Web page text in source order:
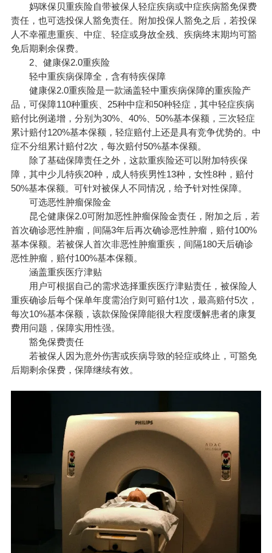
妈咪保贝重疾险自带被保人轻症疾病或中症疾病豁免保费
责任，也可选投保人豁免责任。附加投保人豁免之后，若投保
人不幸罹患重疾、中症、轻症或身故全残、疾病终末期均可豁
免后期剩余保费。
2、健康保2.0重疾险
轻中重疾病保障全，含有特疾保障
健康保2.0重疾险是一款涵盖轻中重疾病保障的重疾险产
品，可保障110种重疾、25种中症和50种轻症，其中轻症疾病
赔付比例递增，分别为30%、40%、50%基本保额，三次轻症
累计赔付120%基本保额，轻症赔付上还是具有竞争优势的。中
症不分组累计赔付2次，每次赔付50%基本保额。
除了基础保障责任之外，这款重疾险还可以附加特疾保
障，其中少儿特疾20种，成人特疾男性13种，女性8种，赔付
50%基本保额。可针对被保人不同情况，给予针对性保障。
可选恶性肿瘤保险金
昆仑健康保2.0可附加恶性肿瘤保险金责任，附加之后，若
首次确诊恶性肿瘤，间隔3年后再次确诊恶性肿瘤，赔付100%
基本保额。若被保人首次非恶性肿瘤重疾，间隔180天后确诊
恶性肿瘤，赔付100%基本保额。
涵盖重疾医疗津贴
用户可根据自己的需求选择重疾医疗津贴责任， 被保险人
重疾确诊后每个保单年度需治疗则可赔付1次，最高赔付5次，
每次10%基本保额，该款保险保障能很大程度缓解患者的康复
费用问题，保障实用性强。
豁免保费责任
若被保人因为意外伤害或疾病导致的轻症或终止，可豁免
后期剩余保费，保障继续有效。